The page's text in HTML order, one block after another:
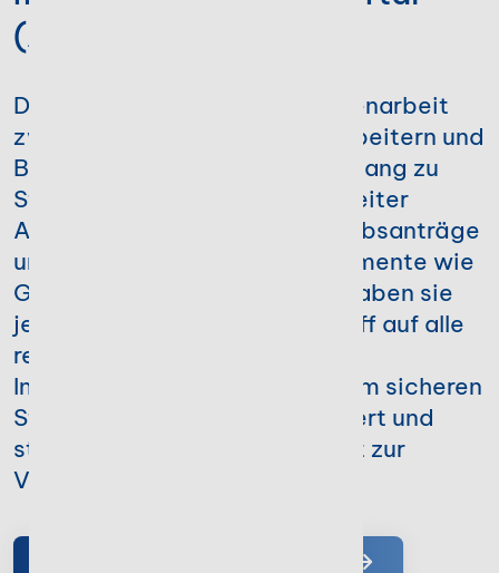
(App)
Digitalisieren Sie die Zusammenarbeit
zwischen Unternehmen, Mitarbeitern und
Beratern. Mit dem mobilen Zugang zu
Stotax Select erfassen Mitarbeiter
Arbeitszeiten, verwalten Urlaubsanträge
und greifen auf wichtige Dokumente wie
Gehaltsabrechnungen zu. So haben sie
jederzeit und von überall Zugriff auf alle
relevanten Informationen. Alle
Informationen werden zentral im sicheren
Stotax-Cloudportal gespeichert und
stehen auf allen Geräten sofort zur
Verfügung.